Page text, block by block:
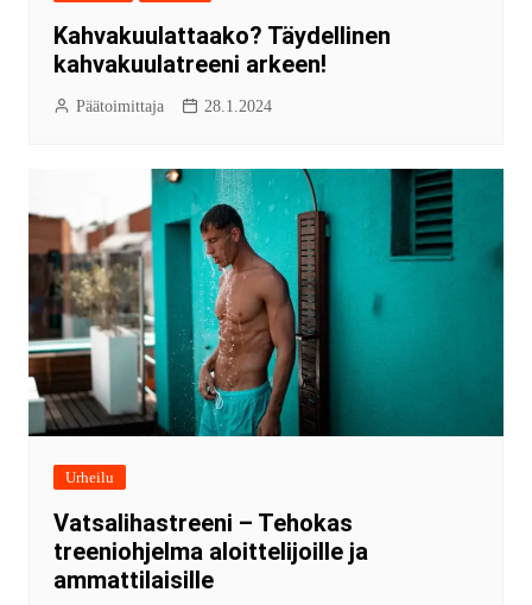
Kahvakuulattaako? Täydellinen
kahvakuulatreeni arkeen!
Päätoimittaja 28.1.2024
Urheilu
Vatsalihastreeni – Tehokas
treeniohjelma aloittelijoille ja
ammattilaisille